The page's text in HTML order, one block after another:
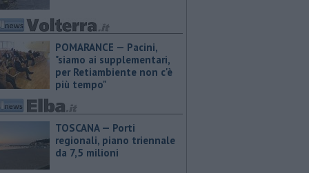
POMARANCE — Pacini,
"siamo ai supplementari,
per Retiambiente non c'è
più tempo"
TOSCANA — Porti
regionali, piano triennale
da 7,5 milioni